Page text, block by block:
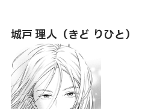
城戸 理人（きど りひと）